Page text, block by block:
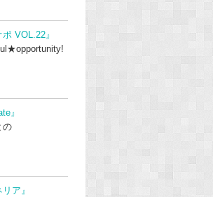
ポ VOL.22』
』
の
リア』